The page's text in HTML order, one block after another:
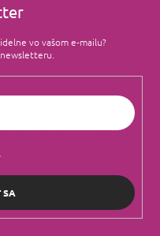
vo vašom e‑mailu?
.
SA